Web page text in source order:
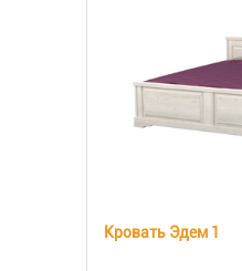
Кровать Эдем 1